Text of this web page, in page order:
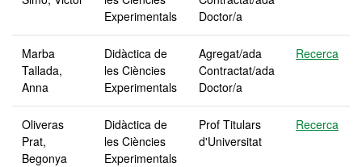
Experimentals
Doctor/a
Marba
Tallada,
Anna
Didàctica de
les Ciències
Experimentals
Agregat/ada
Contractat/ada
Doctor/a
Recerca
Oliveras
Prat,
Begonya
Didàctica de
les Ciències
Experimentals
Prof Titulars
d'Universitat
Recerca